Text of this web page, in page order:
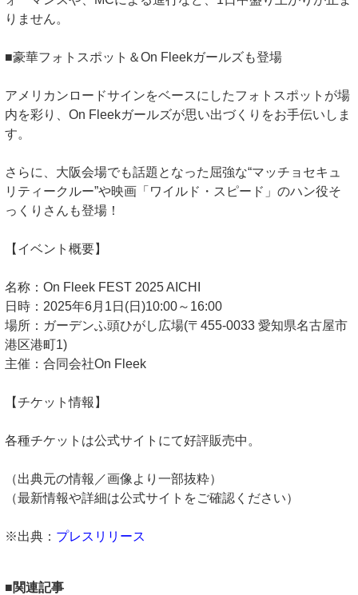
りません。
■豪華フォトスポット＆On Fleekガールズも登場
アメリカンロードサインをベースにしたフォトスポットが場
内を彩り、On Fleekガールズが思い出づくりをお手伝いしま
す。
さらに、大阪会場でも話題となった屈強な“マッチョセキュ
リティークルー”や映画「ワイルド・スピード」のハン役そ
っくりさんも登場！
【イベント概要】
名称：On Fleek FEST 2025 AICHI
日時：2025年6月1日(日)10:00～16:00
場所：ガーデンふ頭ひがし広場(〒455-0033 愛知県名古屋市
港区港町1)
主催：合同会社On Fleek
【チケット情報】
各種チケットは公式サイトにて好評販売中。
（出典元の情報／画像より一部抜粋）
（最新情報や詳細は公式サイトをご確認ください）
※出典： プレスリリース
■関連記事